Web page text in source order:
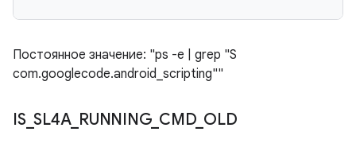
Постоянное значение: "ps -e | grep "S
com.googlecode.android_scripting""
IS_SL4A_ RUNNING_ CMD_ OLD